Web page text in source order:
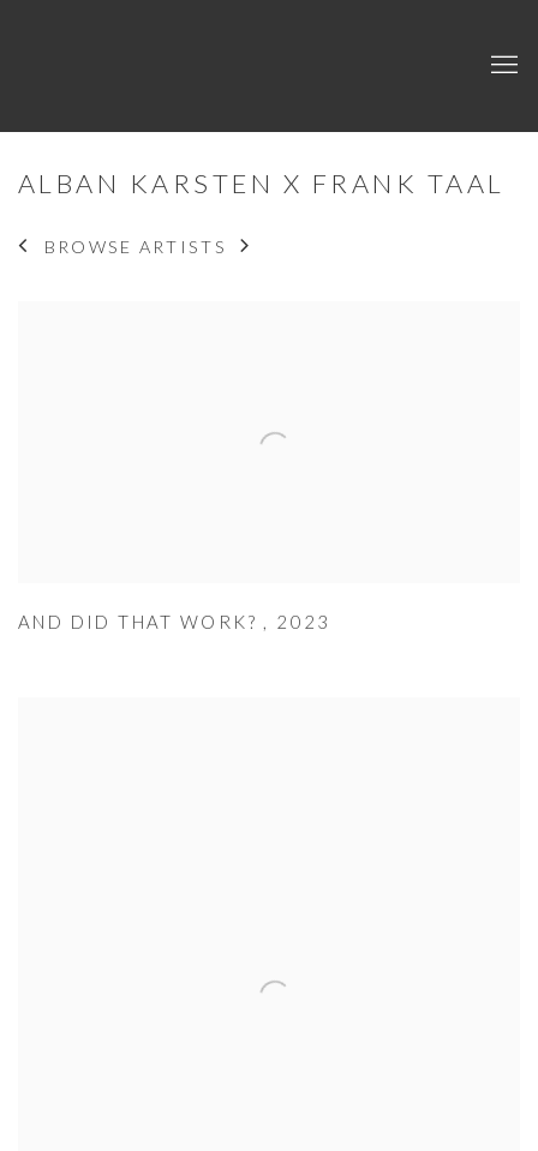
ALBAN KARSTEN X FRANK TAAL
BROWSE ARTISTS
AND DID THAT WORK? , 2023